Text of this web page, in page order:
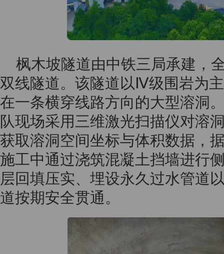
枫木坡隧道由中铁三局承建，
双线隧道。该隧道以Ⅳ级围岩为
在一条横穿线路方向的大型溶洞
队现场采用三维激光扫描仪对溶
获取溶洞空间坐标与体积数据，
施工中通过浇筑混凝土挡墙进行
层回填压实、埋设永久过水管道
道按期安全贯通。